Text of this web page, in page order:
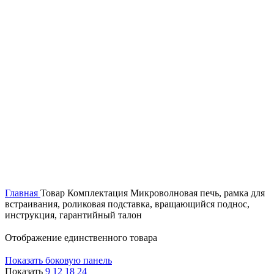
Главная Товар Комплектация Микроволновая печь, рамка для
встраивания, роликовая подставка, вращающийся поднос,
инструкция, гарантийный талон
Отображение единственного товара
Показать боковую панель
Показать 9 12 18 24